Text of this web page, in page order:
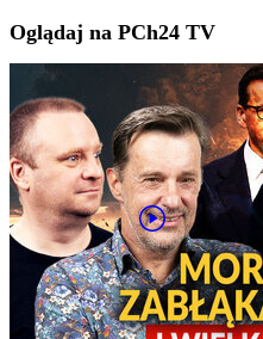
Oglądaj na PCh24 TV